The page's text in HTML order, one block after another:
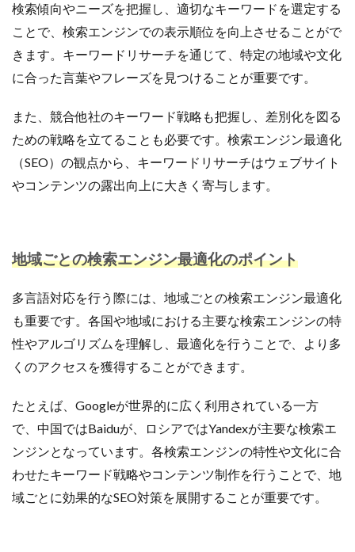
検索傾向やニーズを把握し、適切なキーワードを選定する
ことで、検索エンジンでの表示順位を向上させることがで
きます。キーワードリサーチを通じて、特定の地域や文化
に合った言葉やフレーズを見つけることが重要です。
また、競合他社のキーワード戦略も把握し、差別化を図る
ための戦略を立てることも必要です。検索エンジン最適化
（SEO）の観点から、キーワードリサーチはウェブサイト
やコンテンツの露出向上に大きく寄与します。
地域ごとの検索エンジン最適化のポイント
多言語対応を行う際には、地域ごとの検索エンジン最適化
も重要です。各国や地域における主要な検索エンジンの特
性やアルゴリズムを理解し、最適化を行うことで、より多
くのアクセスを獲得することができます。
たとえば、Googleが世界的に広く利用されている一方
で、中国ではBaiduが、ロシアではYandexが主要な検索エ
ンジンとなっています。各検索エンジンの特性や文化に合
わせたキーワード戦略やコンテンツ制作を行うことで、地
域ごとに効果的なSEO対策を展開することが重要です。